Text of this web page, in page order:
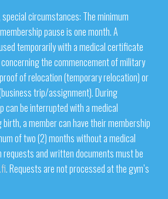
circumstances: The minimum
pause is one month. A
temporarily with a medical certificate
the commencement of military
of relocation (temporary relocation) or
trip/assignment). During
can be interrupted with a medical
a member can have their membership
of two (2) months without a medical
and written documents must be
. Requests are not processed at the gym’s